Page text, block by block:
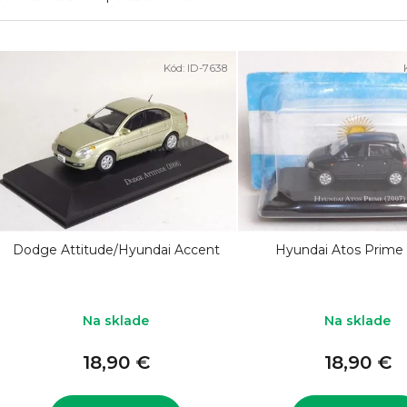
Dodge Attitude/Hyundai Accent
Na sklade
18,90 €
Kód: ID-7638
Hyundai Atos
Na sklade
18,90 €